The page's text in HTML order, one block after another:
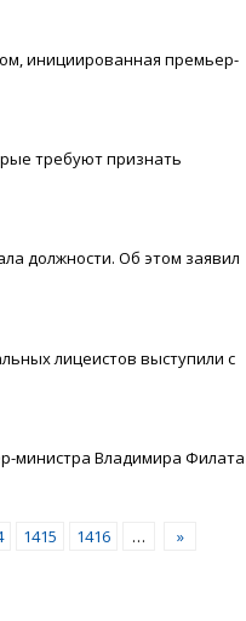
инициированная премьер-
требуют признать
должности. Об этом заявил
лицеистов выступили с
министра Владимира Филата
1415 1416 … »